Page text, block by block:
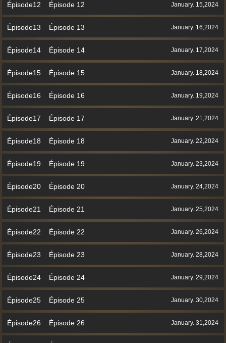
Épisode12 Épisode 12 January. 15,2024
Épisode13 Épisode 13 January. 16,2024
Épisode14 Épisode 14 January. 17,2024
Épisode15 Épisode 15 January. 18,2024
Épisode16 Épisode 16 January. 19,2024
Épisode17 Épisode 17 January. 21,2024
Épisode18 Épisode 18 January. 22,2024
Épisode19 Épisode 19 January. 23,2024
Épisode20 Épisode 20 January. 24,2024
Épisode21 Épisode 21 January. 25,2024
Épisode22 Épisode 22 January. 26,2024
Épisode23 Épisode 23 January. 28,2024
Épisode24 Épisode 24 January. 29,2024
Épisode25 Épisode 25 January. 30,2024
Épisode26 Épisode 26 January. 31,2024